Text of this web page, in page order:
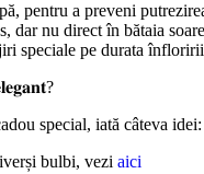
pentru a preveni
dar nu direct în bătaia
speciale pe durata
special, iată câteva idei:
bulbi, vezi aici